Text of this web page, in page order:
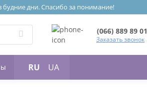
будние дни. Спасибо за понимание!
(066) 889 89 01
Заказать звонок
RU UA